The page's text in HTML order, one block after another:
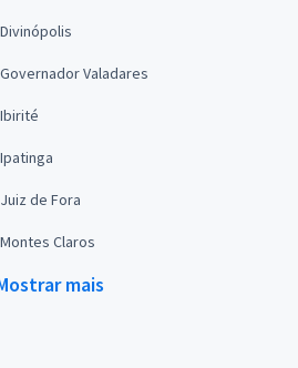
Valadares
de Fora
Claros
mais